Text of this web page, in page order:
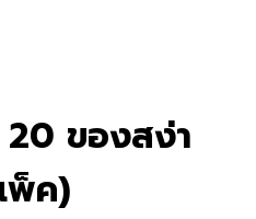
ของสง่า
พ็ค)